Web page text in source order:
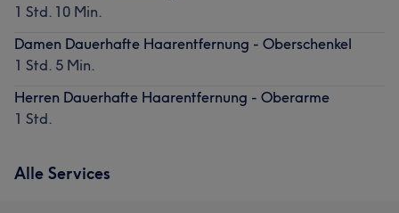
1 Std. 10 Min.
Damen Dauerhafte Haarentfernung - Oberschenkel
1 Std. 5 Min.
Herren Dauerhafte Haarentfernung - Oberarme
1 Std.
Alle Services